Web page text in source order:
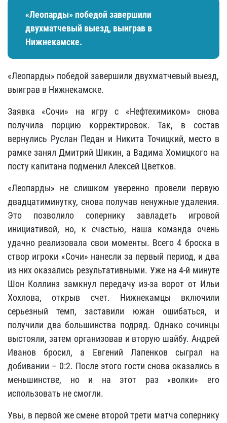
«Леопарды» победой завершили
двухматчевый выезд, выиграв в
Нижнекамске.
«Леопарды» победой завершили двухматчевый выезд,
выиграв в Нижнекамске.
Заявка «Сочи» на игру с «Нефтехимиком» снова
получила порцию корректировок. Так, в состав
вернулись Руслан Педан и Никита Точицкий, место в
рамке занял Дмитрий Шикин, а Вадима Хомицкого на
посту капитана подменил Алексей Цветков.
«Леопарды» не слишком уверенно провели первую
двадцатиминутку, снова получав ненужные удаления.
Это позволило сопернику завладеть игровой
инициативой, но, к счастью, наша команда очень
удачно реализовала свои моменты. Всего 4 броска в
створ игроки «Сочи» нанесли за первый период, и два
из них оказались результативными. Уже на 4-й минуте
Шон Коллинз замкнул передачу из-за ворот от Ильи
Хохлова, открыв счет. Нижнекамцы включили
серьезный темп, заставили южан ошибаться, и
получили два большинства подряд. Однако сочинцы
выстояли, затем организовав и вторую шайбу. Андрей
Иванов бросил, а Евгений Лапенков сыграл на
добивании – 0:2. После этого гости снова оказались в
меньшинстве, но и на этот раз «волки» его
использовать не смогли.
Увы, в первой же смене второй трети матча сопернику